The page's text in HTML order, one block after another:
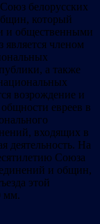
белорусских
который
и общественными
членом
а также
возрождение и
евреев в
входящих в
деятельность. На
Союза
и общин,
этой
мм.